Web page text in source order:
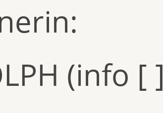
(info [ ]